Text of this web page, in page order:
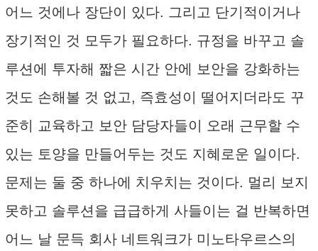
어느 것에나 장단이 있다. 그리고 단기적이거나
장기적인 것 모두가 필요하다. 규정을 바꾸고 솔
루션에 투자해 짧은 시간 안에 보안을 강화하는
것도 손해볼 것 없고, 즉효성이 떨어지더라도 꾸
준히 교육하고 보안 담당자들이 오래 근무할 수
있는 토양을 만들어두는 것도 지혜로운 일이다.
문제는 둘 중 하나에 치우치는 것이다. 멀리 보지
못하고 솔루션을 급급하게 사들이는 걸 반복하면
어느 날 문득 회사 네트워크가 미노타우르스의